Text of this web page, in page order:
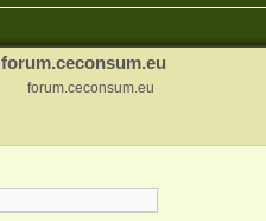
forum.ceconsum.eu
forum.ceconsum.eu